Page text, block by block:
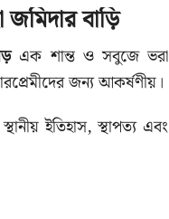
বাড়ি
এক শান্ত ও সবুজে ভরা
জন্য আকর্ষণীয়।
ইতিহাস, স্থাপত্য এবং